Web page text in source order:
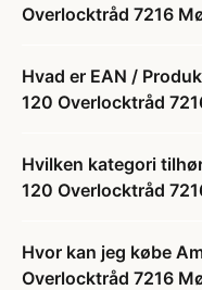
Overlocktråd 7216
Hvad er EAN /
120 Overlocktråd
Hvilken kategori
120 Overlocktråd
Hvor kan jeg købe
Overlocktråd 7216